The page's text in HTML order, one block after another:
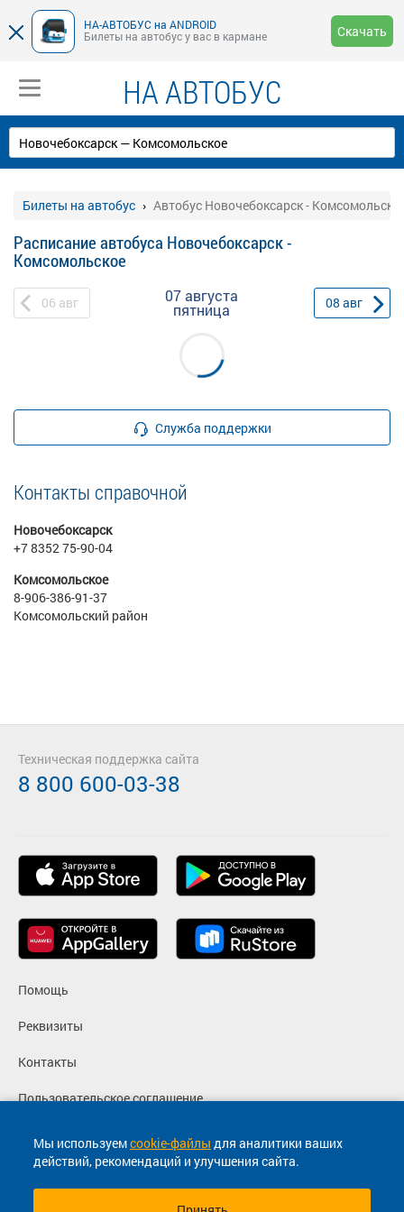
НА-АВТОБУС на ANDROID
Билеты на автобус у вас в кармане
Скачать
НА АВТОБУС
Билеты на автобус Автобус Новочебоксарск -
Расписание автобуса Новочебоксарск -
Комсомольское
06 авг 07 августа
пятница 08 авг
Служба поддержки
Контакты справочной
Новочебоксарск
+7 8352 75-90-04
Комсомольское
8-906-386-91-37
Комсомольский район
Мы используемcookie-файлы для аналитики ваших
действий, рекомендаций и улучшения сайта.
Помощь
Реквизиты
Контакты
Пользовательское соглашение
Политика конфиденциальности
Согласие на маркетинговые сообщения
Техническая поддержка сайта
8 800 600-03-38